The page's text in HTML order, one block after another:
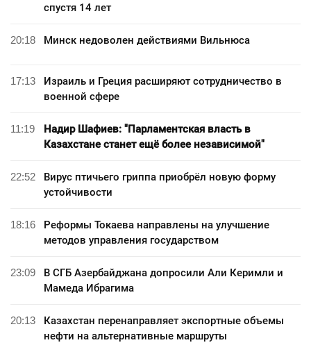
спустя 14 лет
20:18 Минск недоволен действиями Вильнюса
17:13
Израиль и Греция расширяют сотрудничество в
военной сфере
11:19
Надир Шафиев: "Парламентская власть в
Казахстане станет ещё более независимой"
22:52
Вирус птичьего гриппа приобрёл новую форму
устойчивости
18:16
Реформы Токаева направлены на улучшение
методов управления государством
23:09
В СГБ Азербайджана допросили Али Керимли и
Мамеда Ибрагима
20:13
Казахстан перенаправляет экспортные объемы
нефти на альтернативные маршруты